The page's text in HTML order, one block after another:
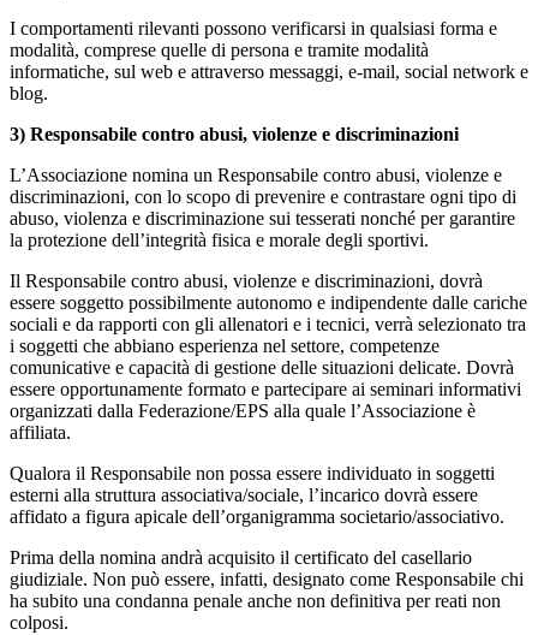
I comportamenti rilevanti possono verificarsi in qualsiasi forma e
modalità, comprese quelle di persona e tramite modalità
informatiche, sul web e attraverso messaggi, e-mail, social network e
blog.
3) Responsabile contro abusi, violenze e discriminazioni
L’Associazione nomina un Responsabile contro abusi, violenze e
discriminazioni, con lo scopo di prevenire e contrastare ogni tipo di
abuso, violenza e discriminazione sui tesserati nonché per garantire
la protezione dell’integrità fisica e morale degli sportivi.
Il Responsabile contro abusi, violenze e discriminazioni, dovrà
essere soggetto possibilmente autonomo e indipendente dalle cariche
sociali e da rapporti con gli allenatori e i tecnici, verrà selezionato tra
i soggetti che abbiano esperienza nel settore, competenze
comunicative e capacità di gestione delle situazioni delicate. Dovrà
essere opportunamente formato e partecipare ai seminari informativi
organizzati dalla Federazione/EPS alla quale l’Associazione è
affiliata.
Qualora il Responsabile non possa essere individuato in soggetti
esterni alla struttura associativa/sociale, l’incarico dovrà essere
affidato a figura apicale dell’organigramma societario/associativo.
Prima della nomina andrà acquisito il certificato del casellario
giudiziale. Non può essere, infatti, designato come Responsabile chi
ha subito una condanna penale anche non definitiva per reati non
colposi.